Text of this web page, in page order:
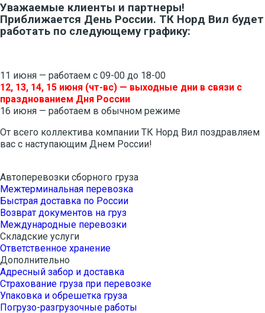
Уважаемые клиенты и партнеры!
Приближается День России. ТК Норд Вил будет
работать по следующему графику:
11 июня — работаем с 09-00 до 18-00
12, 13, 14, 15 июня (чт-вс) — выходные дни в связи с
празднованием Дня России
16 июня — работаем в обычном режиме
От всего коллектива компании ТК Норд Вил поздравляем
вас с наступающим Днем России!
Автоперевозки сборного груза
Межтерминальная перевозка
Быстрая доставка по России
Возврат документов на груз
Международные перевозки
Складские услуги
Ответственное хранение
Дополнительно
Адресный забор и доставка
Страхование груза при перевозке
Упаковка и обрешетка груза
Погрузо-разгрузочные работы